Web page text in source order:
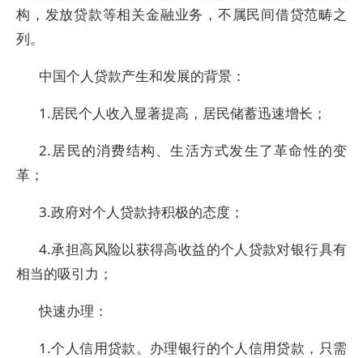
构，发放贷款等相关金融业务，不属民间借贷范畴之
列。
中国个人贷款产生和发展的背景：
1.居民个人收入显著提高，居民储蓄迅速增长；
2.居民的消费结构、生活方式发生了革命性的变
革；
3.政府对个人贷款持积极的态度；
4.承担高风险以获得高收益的个人贷款对银行具有
相当的吸引力；
快速办理：
1.个人信用贷款。办理银行的个人信用贷款，只需